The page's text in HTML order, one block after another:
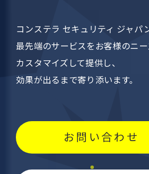
コンステラ セキュリティ ジャパ
最先端のサービスをお客様のニ
カスタマイズして提供し、
効果が出るまで寄り添います。
お問い合わせ